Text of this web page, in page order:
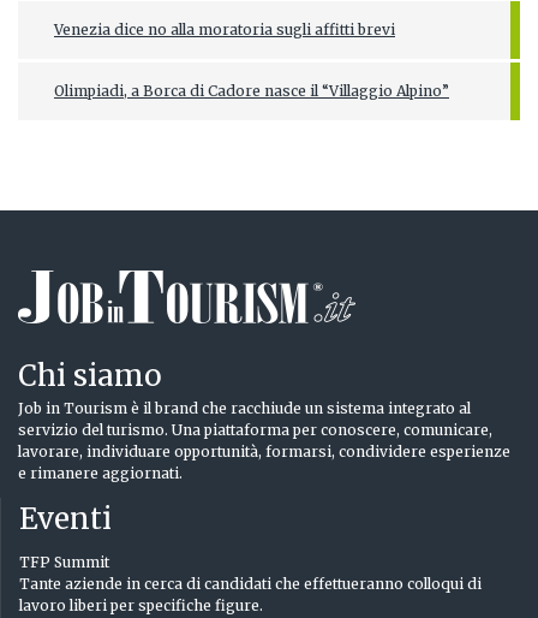
Venezia dice no alla moratoria sugli affitti brevi
Olimpiadi, a Borca di Cadore nasce il “Villaggio Alpino”
Chi siamo
Job in Tourism è il brand che racchiude un sistema integrato al
servizio del turismo. Una piattaforma per conoscere, comunicare,
lavorare, individuare opportunità, formarsi, condividere esperienze
e rimanere aggiornati.
Eventi
TFP Summit
Tante aziende in cerca di candidati che effettueranno colloqui di
lavoro liberi per specifiche figure.